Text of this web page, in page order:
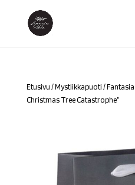
Etusivu /Mystiikkapuoti /Fantasia
Christmas Tree Catastrophe”